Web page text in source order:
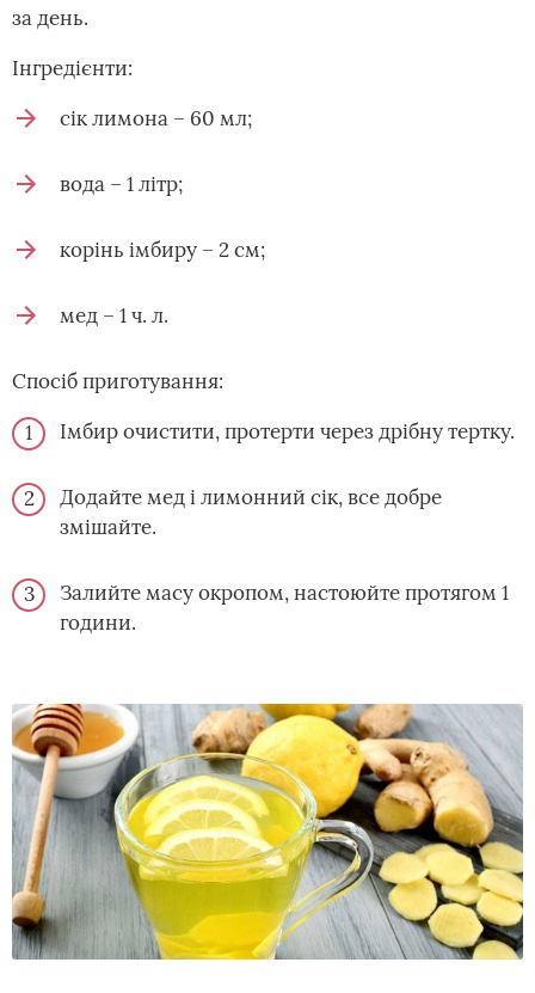
за день.
Інгредієнти:
сік лимона – 60 мл;
вода – 1 літр;
корінь імбиру – 2 см;
мед – 1 ч. л.
Спосіб приготування:
Імбир очистити, протерти через дрібну тертку.
Додайте мед і лимонний сік, все добре
змішайте.
Залийте масу окропом, настоюйте протягом 1
години.